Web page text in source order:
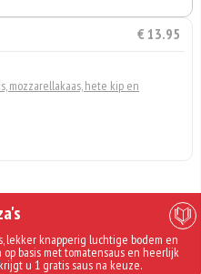
€ 13.95
mozzarellakaas, hete kip en
lekker knapperig luchtige bodem en
basis met tomatensaus en heerlijk
u 1 gratis saus na keuze.